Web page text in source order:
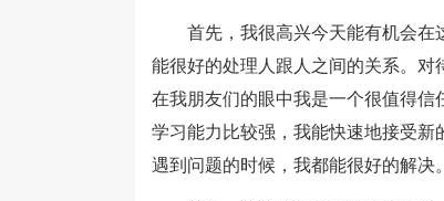
首先，我很高兴今天能有机会在这
能很好的处理人跟人之间的关系。对
在我朋友们的眼中我是一个很值得
学习能力比较强，我能快速地接受新
遇到问题的时候，我都能很好的解决。